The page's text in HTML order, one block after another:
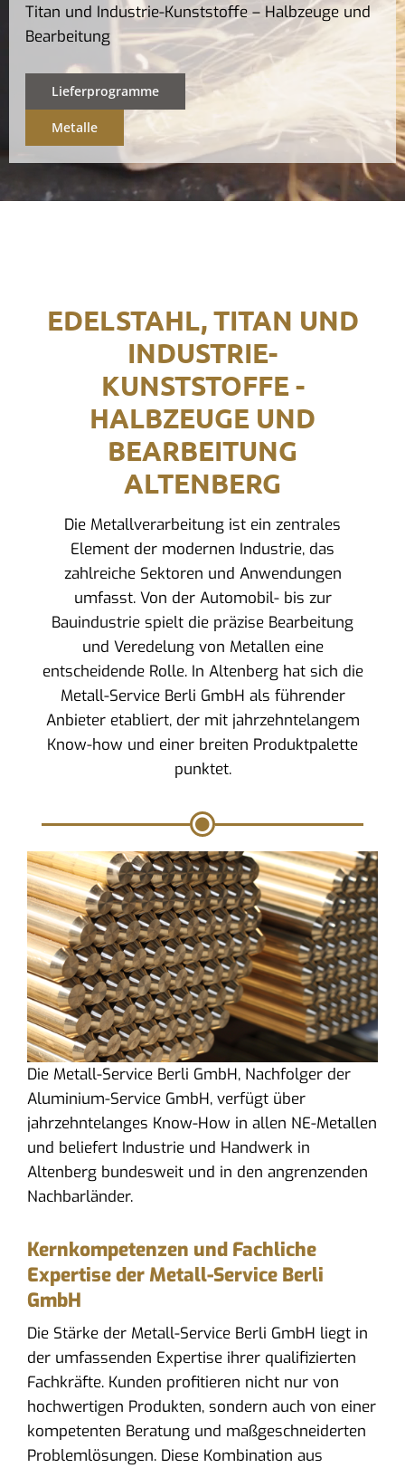
Titan und Industrie-Kunststoffe – Halbzeuge und
Bearbeitung
Lieferprogramme
Metalle
EDELSTAHL, TITAN UND
INDUSTRIE-
KUNSTSTOFFE -
HALBZEUGE UND
BEARBEITUNG
ALTENBERG
Die Metallverarbeitung ist ein zentrales
Element der modernen Industrie, das
zahlreiche Sektoren und Anwendungen
umfasst. Von der Automobil- bis zur
Bauindustrie spielt die präzise Bearbeitung
und Veredelung von Metallen eine
entscheidende Rolle. In Altenberg hat sich die
Metall-Service Berli GmbH als führender
Anbieter etabliert, der mit jahrzehntelangem
Know-how und einer breiten Produktpalette
punktet.
Die Metall-Service Berli GmbH, Nachfolger der
Aluminium-Service GmbH, verfügt über
jahrzehntelanges Know-How in allen NE-Metallen
und beliefert Industrie und Handwerk in
Altenberg bundesweit und in den angrenzenden
Nachbarländer.
Kernkompetenzen und Fachliche
Expertise der Metall-Service Berli
GmbH
Die Stärke der Metall-Service Berli GmbH liegt in
der umfassenden Expertise ihrer qualifizierten
Fachkräfte. Kunden profitieren nicht nur von
hochwertigen Produkten, sondern auch von einer
kompetenten Beratung und maßgeschneiderten
Problemlösungen. Diese Kombination aus